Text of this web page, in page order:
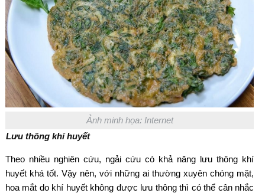
Ảnh minh họa: Internet
Lưu thông khí huyết
Theo nhiều nghiên cứu, ngải cứu có khả năng lưu thông khí
huyết khá tốt. Vậy nên, với những ai thường xuyên chóng mặt,
hoa mắt do khí huyết không được lưu thông thì có thể cân nhắc